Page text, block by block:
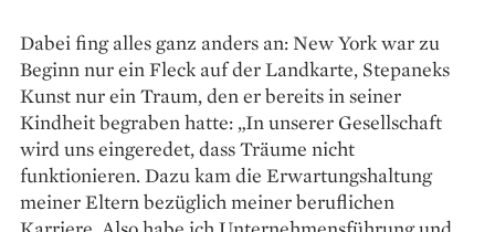
Dabei fing alles ganz anders an: New York war zu
Beginn nur ein Fleck auf der Landkarte, Stepaneks
Kunst nur ein Traum, den er bereits in seiner
Kindheit begraben hatte: „In unserer Gesellschaft
wird uns eingeredet, dass Träume nicht
funktionieren. Dazu kam die Erwartungshaltung
meiner Eltern bezüglich meiner beruflichen